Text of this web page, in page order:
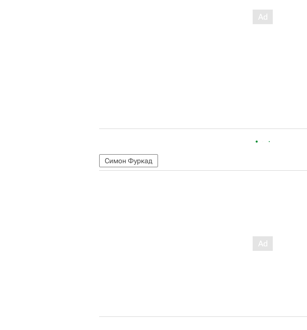
Симон Фуркад